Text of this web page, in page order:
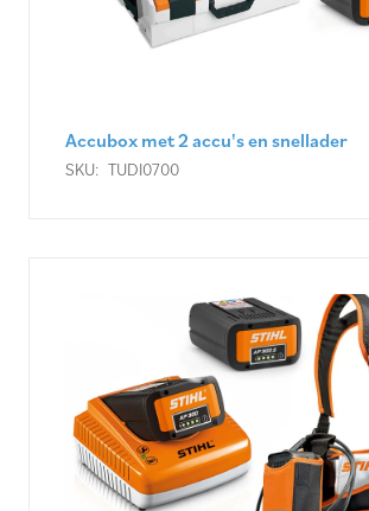
Accubox met 2 accu's en snellader
SKU: TUDI0700